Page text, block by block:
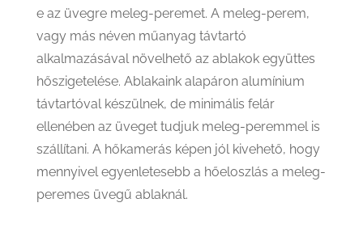
e az üvegre meleg-peremet. A meleg-perem,
vagy más néven műanyag távtartó
alkalmazásával növelhető az ablakok együttes
hőszigetelése. Ablakaink alapáron alumínium
távtartóval készülnek, de minimális felár
ellenében az üveget tudjuk meleg-peremmel is
szállítani. A hőkamerás képen jól kivehető, hogy
mennyivel egyenletesebb a hőeloszlás a meleg-
peremes üvegű ablaknál.